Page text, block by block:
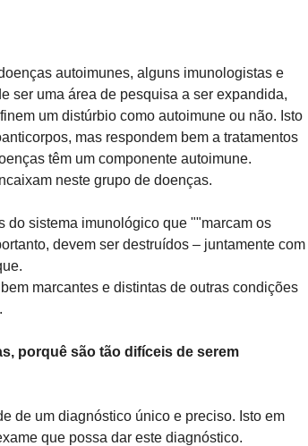
autoimunes, alguns imunologistas e
ser uma área de pesquisa a ser expandida,
um distúrbio como autoimune ou não. Isto
mas respondem bem a tratamentos
têm um componente autoimune.
neste grupo de doenças.
do sistema imunológico que ""marcam os
devem ser destruídos – juntamente com
marcantes e distintas de outras condições
porquê são tão difíceis de serem
de um diagnóstico único e preciso. Isto em
que possa dar este diagnóstico.